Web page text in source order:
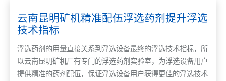
云南昆明矿机精准配伍浮选药剂提升浮选
技术指标
浮选药剂的用量直接关系到浮选设备最终的浮选技术指标，所
以云南昆明矿机厂有专门的浮选药剂实验室，为浮选设备用户
提供精准的药剂配伍，保证浮选设备用户获得更佳的浮选技术